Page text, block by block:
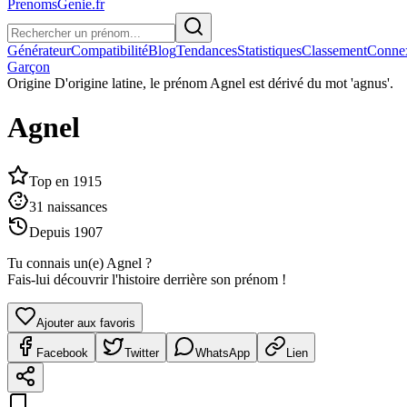
PrenomsGenie.fr
GénérateurCompatibilitéBlogTendancesStatistiquesClassement
Garçon
Origine D'origine latine, le prénom Agnel est dérivé du mot 'agnus'.
Agnel
Top en 1915
31 naissances
Depuis 1907
Tu connais un(e) Agnel ?
Fais-lui découvrir l'histoire derrière son prénom !
Ajouter aux favoris
Facebook Twitter WhatsApp Lien